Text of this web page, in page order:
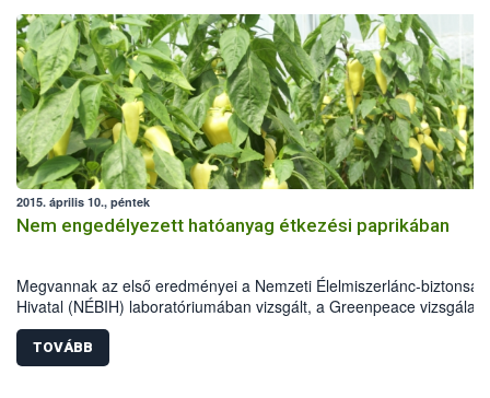
2015. április 10., péntek
Nem engedélyezett hatóanyag étkezési paprikában
Megvannak az első eredményei a Nemzeti Élelmiszerlánc-biztonsági
Hivatal (NÉBIH) laboratóriumában vizsgált, a Greenpeace
kifogásolt paprika tétel termelőjénél vett hatósági mintáknak. A
növényvédő szer maradék tartalomra vonatkozó vizsgálatok a
klórfenapír jelenlétét kimutatták, a diklórfosz használatát azonban
TOVÁBB